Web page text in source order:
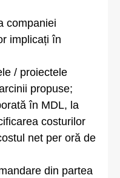
companiei
implicați în
/ proiectele
propuse;
în MDL, la
costurilor
net per oră de
din partea